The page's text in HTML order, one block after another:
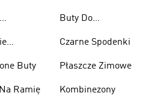
Buty
Na Ramię
Buty Do
Czarne Spodenki
Płaszcze Zimowe
Kombinezony